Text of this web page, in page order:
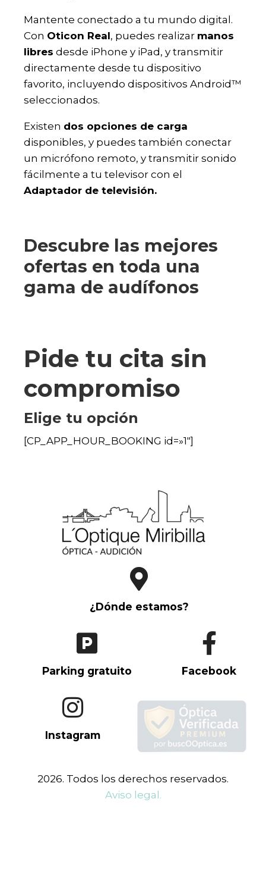
Mantente conectado a tu mundo digital.
Con Oticon Real, puedes realizar manos
libres desde iPhone y iPad, y transmitir
directamente desde tu dispositivo
favorito, incluyendo dispositivos Android™
seleccionados.
Existen dos opciones de carga
disponibles, y puedes también conectar
un micrófono remoto, y transmitir sonido
fácilmente a tu televisor con el
Adaptador de televisión.
Descubre las mejores
ofertas en toda una
gama de audífonos
Pide tu cita sin
compromiso
Elige tu opción
[CP_APP_HOUR_BOOKING id=»1″]
¿Dónde estamos?
Parking gratuito Facebook
Instagram
2026. Todos los derechos reservados.
Aviso legal.